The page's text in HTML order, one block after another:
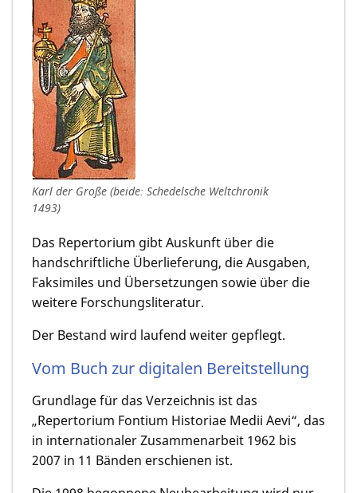
Karl der Große (beide: Schedelsche Weltchronik
1493)
Das Repertorium gibt Auskunft über die
handschriftliche Überlieferung, die Ausgaben,
Faksimiles und Übersetzungen sowie über die
weitere Forschungsliteratur.
Der Bestand wird laufend weiter gepflegt.
Vom Buch zur digitalen Bereitstellung
Grundlage für das Verzeichnis ist das
„Repertorium Fontium Historiae Medii Aevi“, das
in internationaler Zusammenarbeit 1962 bis
2007 in 11 Bänden erschienen ist.